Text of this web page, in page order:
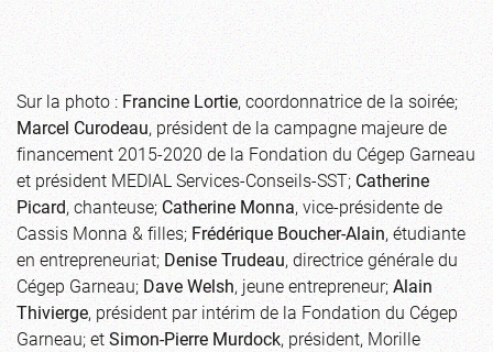
Sur la photo :Francine Lortie, coordonnatrice de la soirée;
Marcel Curodeau, président de la campagne majeure de
financement 2015-2020 de la Fondation du Cégep Garneau
et président MEDIAL Services-Conseils-SST;Catherine
Picard, chanteuse;Catherine Monna, vice-présidente de
Cassis Monna & filles;Frédérique Boucher-Alain, étudiante
en entrepreneuriat;Denise Trudeau, directrice générale du
Cégep Garneau;Dave Welsh, jeune entrepreneur;Alain
Thivierge, président par intérim de la Fondation du Cégep
Garneau; etSimon-Pierre Murdock, président, Morille